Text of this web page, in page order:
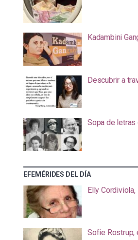
Kadambini
Descubrir a
Sopa de
EFEMÉRIDES DEL DÍA
Elly
Sofie Rostrup,